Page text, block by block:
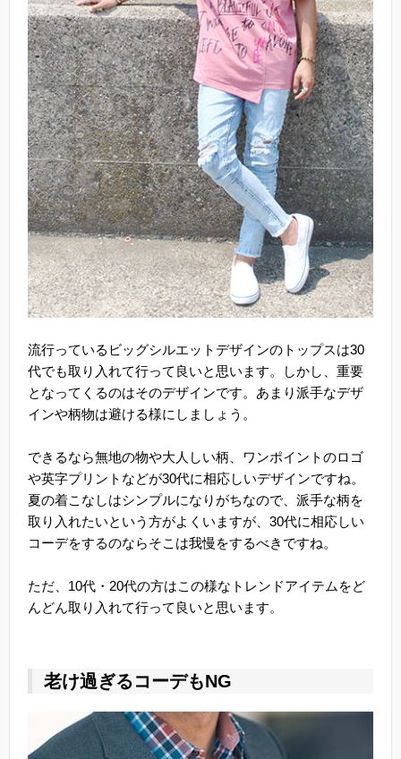
流行っているビッグシルエットデザインのトップスは30
代でも取り入れて行って良いと思います。しかし、重要
となってくるのはそのデザインです。あまり派手なデザ
インや柄物は避ける様にしましょう。
できるなら無地の物や大人しい柄、ワンポイントのロゴ
や英字プリントなどが30代に相応しいデザインですね。
夏の着こなしはシンプルになりがちなので、派手な柄を
取り入れたいという方がよくいますが、30代に相応しい
コーデをするのならそこは我慢をするべきですね。
ただ、10代・20代の方はこの様なトレンドアイテムをど
んどん取り入れて行って良いと思います。
老け過ぎるコーデもNG